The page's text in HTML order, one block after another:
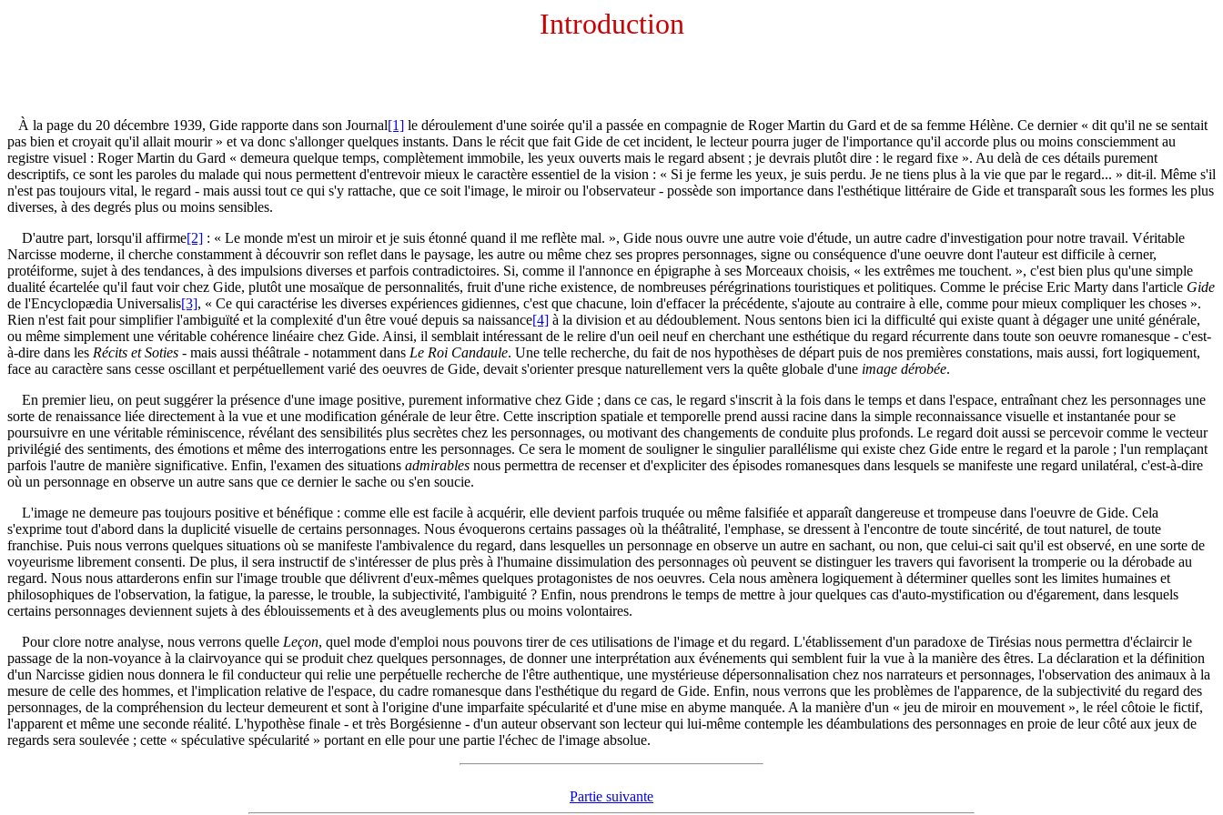
Introduction
À la page du 20 décembre 1939, Gide rapporte dans son Journal[1] le déroulement d'une soirée qu'il a passée en compagnie de Roger Martin du Gard et de sa femme Hélène. Ce dernier « dit qu'il ne se sentait
pas bien et croyait qu'il allait mourir » et va donc s'allonger quelques instants. Dans le récit que fait Gide de cet incident, le lecteur pourra juger de l'importance qu'il accorde plus ou moins consciemment au
registre visuel : Roger Martin du Gard « demeura quelque temps, complètement immobile, les yeux ouverts mais le regard absent ; je devrais plutôt dire : le regard fixe ». Au delà de ces détails purement
descriptifs, ce sont les paroles du malade qui nous permettent d'entrevoir mieux le caractère essentiel de la vision : « Si je ferme les yeux, je suis perdu. Je ne tiens plus à la vie que par le regard... » dit-il. Même s'il
n'est pas toujours vital, le regard - mais aussi tout ce qui s'y rattache, que ce soit l'image, le miroir ou l'observateur - possède son importance dans l'esthétique littéraire de Gide et transparaît sous les formes les plus
diverses, à des degrés plus ou moins sensibles.
D'autre part, lorsqu'il affirme[2] : « Le monde m'est un miroir et je suis étonné quand il me reflète mal. », Gide nous ouvre une autre voie d'étude, un autre cadre d'investigation pour notre travail. Véritable
Narcisse moderne, il cherche constamment à découvrir son reflet dans le paysage, les autre ou même chez ses propres personnages, signe ou conséquence d'une oeuvre dont l'auteur est difficile à cerner,
protéiforme, sujet à des tendances, à des impulsions diverses et parfois contradictoires. Si, comme il l'annonce en épigraphe à ses Morceaux choisis, « les extrêmes me touchent. », c'est bien plus qu'une simple
dualité écartelée qu'il faut voir chez Gide, plutôt une mosaïque de personnalités, fruit d'une riche existence, de nombreuses pérégrinations touristiques et politiques. Comme le précise Eric Marty dans l'article Gide
de l'Encyclopædia Universalis[3], « Ce qui caractérise les diverses expériences gidiennes, c'est que chacune, loin d'effacer la précédente, s'ajoute au contraire à elle, comme pour mieux compliquer les choses ».
Rien n'est fait pour simplifier l'ambiguïté et la complexité d'un être voué depuis sa naissance[4] à la division et au dédoublement. Nous sentons bien ici la difficulté qui existe quant à dégager une unité générale,
ou même simplement une véritable cohérence linéaire chez Gide. Ainsi, il semblait intéressant de le relire d'un oeil neuf en cherchant une esthétique du regard récurrente dans toute son oeuvre romanesque - c'est-
à-dire dans les Récits et Soties - mais aussi théâtrale - notamment dans Le Roi Candaule. Une telle recherche, du fait de nos hypothèses de départ puis de nos premières constations, mais aussi, fort logiquement,
face au caractère sans cesse oscillant et perpétuellement varié des oeuvres de Gide, devait s'orienter presque naturellement vers la quête globale d'une image dérobée.
En premier lieu, on peut suggérer la présence d'une image positive, purement informative chez Gide ; dans ce cas, le regard s'inscrit à la fois dans le temps et dans l'espace, entraînant chez les personnages une
sorte de renaissance liée directement à la vue et une modification générale de leur être. Cette inscription spatiale et temporelle prend aussi racine dans la simple reconnaissance visuelle et instantanée pour se
poursuivre en une véritable réminiscence, révélant des sensibilités plus secrètes chez les personnages, ou motivant des changements de conduite plus profonds. Le regard doit aussi se percevoir comme le vecteur
privilégié des sentiments, des émotions et même des interrogations entre les personnages. Ce sera le moment de souligner le singulier parallélisme qui existe chez Gide entre le regard et la parole ; l'un remplaçant
parfois l'autre de manière significative. Enfin, l'examen des situations admirables nous permettra de recenser et d'expliciter des épisodes romanesques dans lesquels se manifeste une regard unilatéral, c'est-à-dire
où un personnage en observe un autre sans que ce dernier le sache ou s'en soucie.
L'image ne demeure pas toujours positive et bénéfique : comme elle est facile à acquérir, elle devient parfois truquée ou même falsifiée et apparaît dangereuse et trompeuse dans l'oeuvre de Gide. Cela
s'exprime tout d'abord dans la duplicité visuelle de certains personnages. Nous évoquerons certains passages où la théâtralité, l'emphase, se dressent à l'encontre de toute sincérité, de tout naturel, de toute
franchise. Puis nous verrons quelques situations où se manifeste l'ambivalence du regard, dans lesquelles un personnage en observe un autre en sachant, ou non, que celui-ci sait qu'il est observé, en une sorte de
voyeurisme librement consenti. De plus, il sera instructif de s'intéresser de plus près à l'humaine dissimulation des personnages où peuvent se distinguer les travers qui favorisent la tromperie ou la dérobade au
regard. Nous nous attarderons enfin sur l'image trouble que délivrent d'eux-mêmes quelques protagonistes de nos oeuvres. Cela nous amènera logiquement à déterminer quelles sont les limites humaines et
philosophiques de l'observation, la fatigue, la paresse, le trouble, la subjectivité, l'ambiguité ? Enfin, nous prendrons le temps de mettre à jour quelques cas d'auto-mystification ou d'égarement, dans lesquels
certains personnages deviennent sujets à des éblouissements et à des aveuglements plus ou moins volontaires.
Pour clore notre analyse, nous verrons quelle Leçon, quel mode d'emploi nous pouvons tirer de ces utilisations de l'image et du regard. L'établissement d'un paradoxe de Tirésias nous permettra d'éclaircir le
passage de la non-voyance à la clairvoyance qui se produit chez quelques personnages, de donner une interprétation aux événements qui semblent fuir la vue à la manière des êtres. La déclaration et la définition
d'un Narcisse gidien nous donnera le fil conducteur qui relie une perpétuelle recherche de l'être authentique, une mystérieuse dépersonnalisation chez nos narrateurs et personnages, l'observation des animaux à la
mesure de celle des hommes, et l'implication relative de l'espace, du cadre romanesque dans l'esthétique du regard de Gide. Enfin, nous verrons que les problèmes de l'apparence, de la subjectivité du regard des
personnages, de la compréhension du lecteur demeurent et sont à l'origine d'une imparfaite spécularité et d'une mise en abyme manquée. A la manière d'un « jeu de miroir en mouvement », le réel côtoie le fictif,
l'apparent et même une seconde réalité. L'hypothèse finale - et très Borgésienne - d'un auteur observant son lecteur qui lui-même contemple les déambulations des personnages en proie de leur côté aux jeux de
regards sera soulevée ; cette « spéculative spécularité » portant en elle pour une partie l'échec de l'image absolue.
Partie suivante